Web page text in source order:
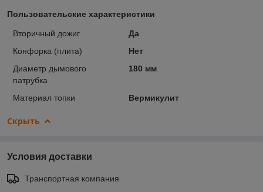
Пользовательские характеристики
Вторичный дожиг
Да
Конфорка (плита)
Нет
Диаметр дымового
патрубка
180 мм
Материал топки Вермикулит
Скрыть
Условия доставки
Транспортная компания